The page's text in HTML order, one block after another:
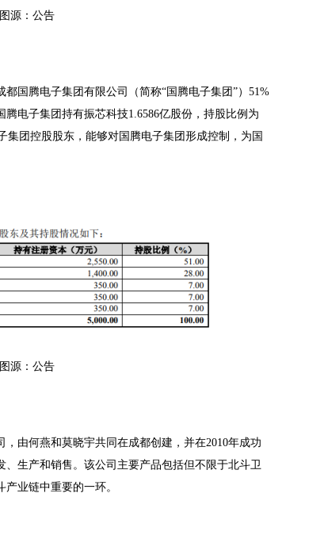
图源：公告
都国腾电子集团有限公司（简称“国腾电子集团”）51%
电子集团持有振芯科技1.6586亿股份，持股比例为
集团控股股东，能够对国腾电子集团形成控制，为国
图源：公告
由何燕和莫晓宇共同在成都创建，并在2010年成功
生产和销售。该公司主要产品包括但不限于北斗卫
业链中重要的一环。